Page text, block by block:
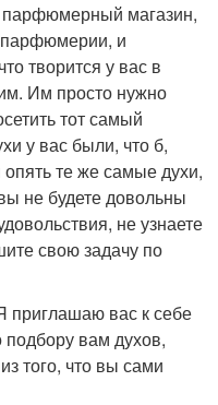
парфюмерный магазин,
парфюмерии, и
творится у вас в
Им просто нужно
тот самый
у вас были, что б,
опять те же самые духи,
не будете довольны
не узнаете
свою задачу по
приглашаю вас к себе
вам духов,
того, что вы сами